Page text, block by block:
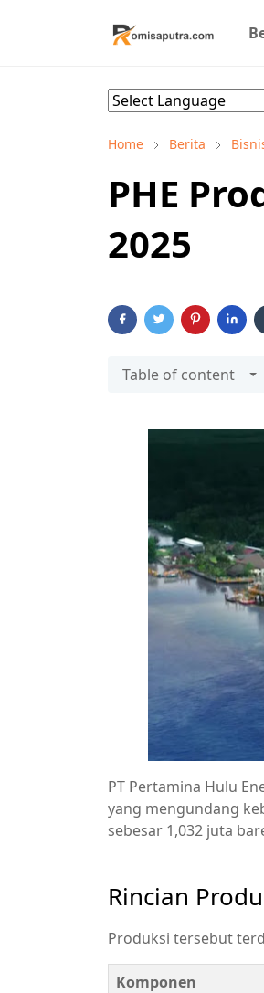
Home Berita
PHE
2025
Table of content
PT Pertamina Hulu
yang mengundang
sebesar 1,032 juta
Rincian
Produksi tersebut
Komponen